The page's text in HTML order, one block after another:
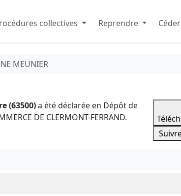
collectives Reprendre Céder
MEUNIER
(63500)a été déclarée en Dépôt de
DE CLERMONT-FERRAND.